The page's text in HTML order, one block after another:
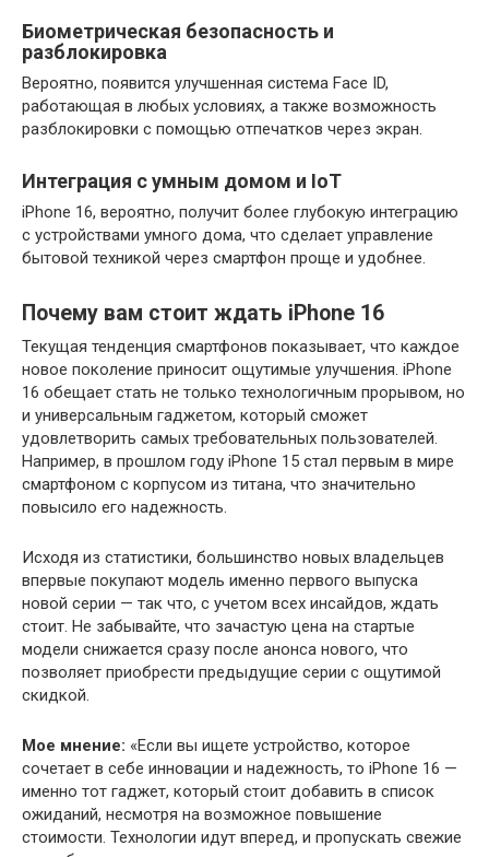
Биометрическая безопасность и
разблокировка
Вероятно, появится улучшенная система Face ID,
работающая в любых условиях, а также возможность
разблокировки с помощью отпечатков через экран.
Интеграция с умным домом и IoT
iPhone 16, вероятно, получит более глубокую интеграцию
с устройствами умного дома, что сделает управление
бытовой техникой через смартфон проще и удобнее.
Почему вам стоит ждать iPhone 16
Текущая тенденция смартфонов показывает, что каждое
новое поколение приносит ощутимые улучшения. iPhone
16 обещает стать не только технологичным прорывом, но
и универсальным гаджетом, который сможет
удовлетворить самых требовательных пользователей.
Например, в прошлом году iPhone 15 стал первым в мире
смартфоном с корпусом из титана, что значительно
повысило его надежность.
Исходя из статистики, большинство новых владельцев
впервые покупают модель именно первого выпуска
новой серии — так что, с учетом всех инсайдов, ждать
стоит. Не забывайте, что зачастую цена на стартые
модели снижается сразу после анонса нового, что
позволяет приобрести предыдущие серии с ощутимой
скидкой.
Мое мнение: «Если вы ищете устройство, которое
сочетает в себе инновации и надежность, то iPhone 16 —
именно тот гаджет, который стоит добавить в список
ожиданий, несмотря на возможное повышение
стоимости. Технологии идут вперед, и пропускать свежие